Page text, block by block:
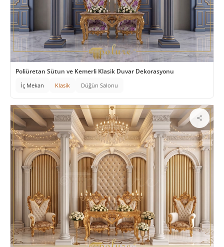
Poliüretan Sütun ve Kemerli Klasik Duvar Dekorasyonu
İç Mekan Klasik Düğün Salonu